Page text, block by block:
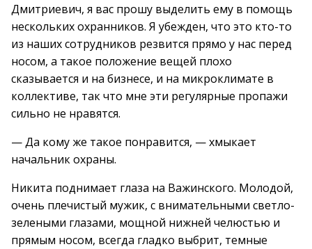
Дмитриевич, я вас прошу выделить ему в помощь
нескольких охранников. Я убежден, что это кто-то
из наших сотрудников резвится прямо у нас перед
носом, а такое положение вещей плохо
сказывается и на бизнесе, и на микроклимате в
коллективе, так что мне эти регулярные пропажи
сильно не нравятся.
— Да кому же такое понравится, — хмыкает
начальник охраны.
Никита поднимает глаза на Важинского. Молодой,
очень плечистый мужик, с внимательными светло-
зелеными глазами, мощной нижней челюстью и
прямым носом, всегда гладко выбрит, темные